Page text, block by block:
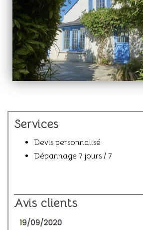
Services​
Devis personnalisé
Dépannage 7 jours / 7
Avis clients